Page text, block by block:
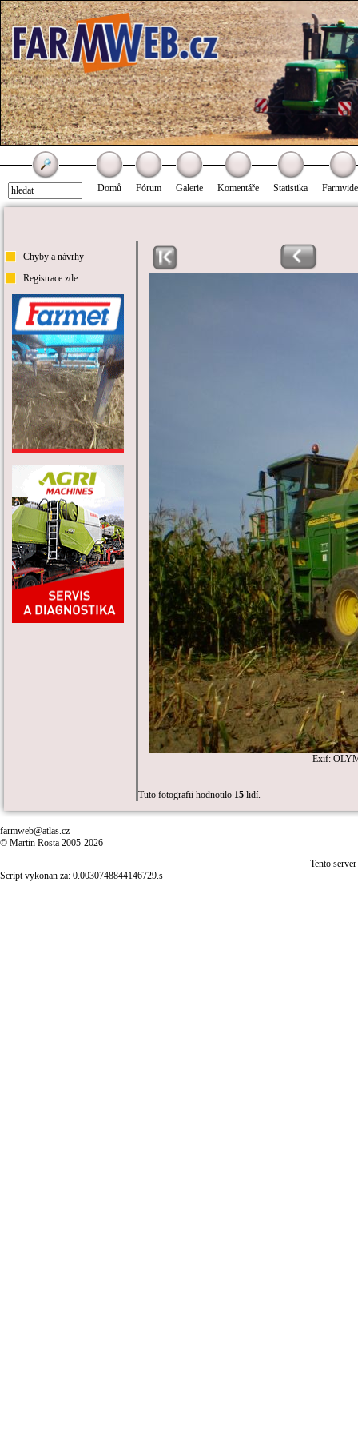
Domů Fórum Galerie Komentáře Statistika
Chyby a návrhy
Registrace zde.
Exif:
Tuto fotografii hodnotilo 15 lidí.
farmweb@atlas.cz
© Martin Rosta 2005-2026
Tento
Script vykonan za: 0.0030748844146729.s